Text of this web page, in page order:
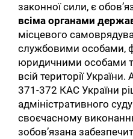
законної сили, є
всіма органами
місцевого
службовими особами,
юридичними особами
всій території
371-372 КАС України
адміністративного
своєчасному
зобовʼязана